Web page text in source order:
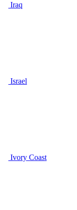
Iraq
Israel
Ivory Coast